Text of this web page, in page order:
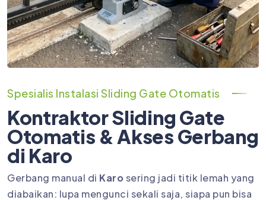
Spesialis Instalasi Sliding Gate Otomatis
Kontraktor Sliding Gate
Otomatis & Akses Gerbang
di Karo
Gerbang manual di Karo sering jadi titik lemah yang
diabaikan: lupa mengunci sekali saja, siapa pun bisa